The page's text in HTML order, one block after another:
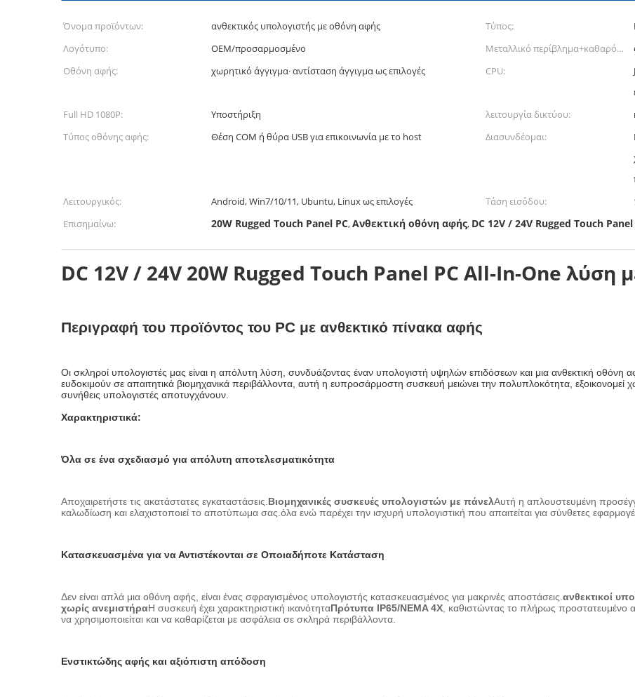
Όνομα προϊόντων: ανθεκτικός υπολογιστής με οθόνη αφής Τύπος:
Λογότυπο:
OEM/προσαρμοσμένο
Μεταλλικό περίβλημα+καθαρό
γυαλί:
Οθόνη αφής:
χωρητικό άγγιγμα· αντίσταση άγγιγμα ως επιλογές CPU:
Full HD 1080P:
Υποστήριξη λειτουργία δικτύου:
Τύπος οθόνης αφής:
Θέση COM ή θύρα USB για επικοινωνία με το host Διασυνδέομαι:
Λειτουργικός:
Android, Win7/10/11, Ubuntu, Linux ως επιλογές Τάση εισόδου:
Επισημαίνω:
20W Rugged Touch Panel PC,Ανθεκτική οθόνη αφής, DC 12V / 24V Rugged Touch Panel
DC 12V / 24V 20W Rugged Touch Panel PC All-In-One λύση
Περιγραφή του προϊόντος του PC με ανθεκτικό πίνακα αφής
Οι σκληροί υπολογιστές μας είναι η απόλυτη λύση, συνδυάζοντας έναν υπολογιστή υψηλών επιδόσεων και μια ανθεκτική οθόνη
ευδοκιμούν σε απαιτητικά βιομηχανικά περιβάλλοντα, αυτή η ευπροσάρμοστη συσκευή μειώνει την πολυπλοκότητα, εξοικονομεί
συνήθεις υπολογιστές αποτυγχάνουν.
Χαρακτηριστικά:
Όλα σε ένα σχεδιασμό για απόλυτη αποτελεσματικότητα
Αποχαιρετήστε τις ακατάστατες εγκαταστάσεις. Βιομηχανικές συσκευές υπολογιστών με πάνελΑυτή η απλουστευμένη
καλωδίωση και ελαχιστοποιεί το αποτύπωμα σας.όλα ενώ παρέχει την ισχυρή υπολογιστική που απαιτείται για σύνθετες
Κατασκευασμένα για να Αντιστέκονται σε Οποιαδήποτε Κατάσταση
Δεν είναι απλά μια οθόνη αφής, είναι ένας σφραγισμένος υπολογιστής κατασκευασμένος για μακρινές αποστάσεις. ανθεκτικοί
χωρίς ανεμιστήραΗ συσκευή έχει χαρακτηριστική ικανότηταΠρότυπα IP65/NEMA 4X , καθιστώντας το πλήρως προστατευμένο
να χρησιμοποιείται και να καθαρίζεται με ασφάλεια σε σκληρά περιβάλλοντα.
Ενστικτώδης αφής και αξιόπιστη απόδοση